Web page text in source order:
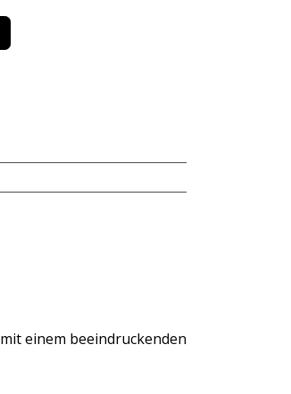
einem beeindruckenden